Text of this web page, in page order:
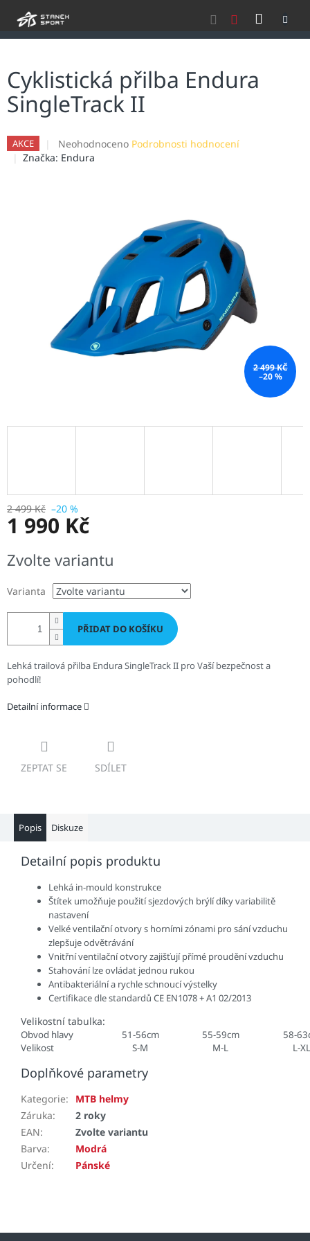
Cyklistická přilba Endura
SingleTrack II
AKCE
Průměrné
hodnocení
Neohodnoceno Podrobnosti hodnocení
Značka: Endura
2 499 KČ
–20 %
2 499 Kč –20 %
1 990 Kč
cena:
Zvolte variantu
Varianta
PŘIDAT DO KOŠÍKU
Lehká trailová přilba Endura SingleTrack II pro Vaší bezpečnost a
pohodlí!
Detailní informace
ZEPTAT SE SDÍLET
Popis Diskuze
Detailní popis produktu
Lehká in-mould konstrukce
Štítek umožňuje použití sjezdových brýlí díky variabilitě
nastavení
Velké ventilační otvory s horními zónami pro sání vzduchu
zlepšuje odvětrávání
Vnitřní ventilační otvory zajišťují přímé proudění vzduchu
Stahování lze ovládat jednou rukou
Antibakteriální a rychle schnoucí výstelky
Certifikace dle standardů CE EN1078 + A1 02/2013
Velikostní tabulka:
Obvod hlavy 51-56cm 55-59cm
58-
Velikost
S-M M-L L-XL
Doplňkové parametry
Kategorie:
MTB helmy
Záruka:
2 roky
EAN:
Zvolte variantu
Barva:
Modrá
Určení: Pánské